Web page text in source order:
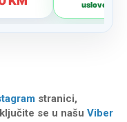
stranici,
se u našu Viber